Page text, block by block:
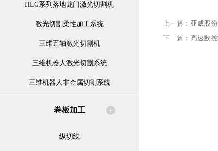
HLG系列落地龙门激光切割机
激光切割柔性加工系统
三维五轴激光切割机
三维机器人激光切割系统
三维机器人非金属切割系统
卷板加工
纵切线
上一篇： 亚威股
下一篇： 高速数